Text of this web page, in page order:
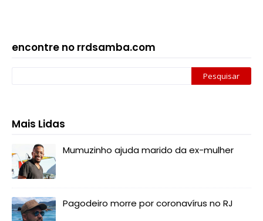
encontre no rrdsamba.com
Mais Lidas
Mumuzinho ajuda marido da ex-mulher
Pagodeiro morre por coronavírus no RJ